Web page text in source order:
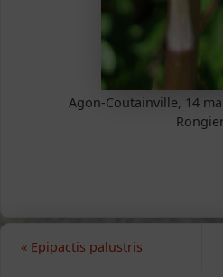
Agon-Coutainville, 14
«Epipactis palustris